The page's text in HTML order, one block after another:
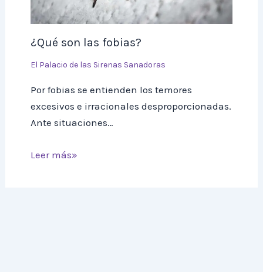
¿Qué son las fobias?
El Palacio de las Sirenas Sanadoras
Por fobias se entienden los temores
excesivos e irracionales desproporcionadas.
Ante situaciones…
Leer más»